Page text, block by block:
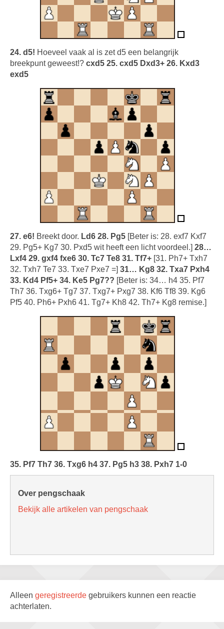
24. d5! Hoeveel vaak al is zet d5 een belangrijk
breekpunt geweest!? cxd5 25. cxd5 Dxd3+ 26. Kxd3
exd5
27. e6! Breekt door. Ld6 28. Pg5 [Beter is: 28. exf7 Kxf7
29. Pg5+ Kg7 30. Pxd5 wit heeft een licht voordeel.] 28…
Lxf4 29. gxf4 fxe6 30. Tc7 Te8 31. Tf7+ [31. Ph7+ Txh7
32. Txh7 Te7 33. Txe7 Pxe7 =] 31… Kg8 32. Txa7 Pxh4
33. Kd4 Pf5+ 34. Ke5 Pg7?? [Beter is: 34… h4 35. Pf7
Th7 36. Txg6+ Tg7 37. Txg7+ Pxg7 38. Kf6 Tf8 39. Kg6
Pf5 40. Ph6+ Pxh6 41. Tg7+ Kh8 42. Th7+ Kg8 remise.]
35. Pf7 Th7 36. Txg6 h4 37. Pg5 h3 38. Pxh7 1-0
Over pengschaak
Bekijk alle artikelen van pengschaak
Alleen geregistreerde gebruikers kunnen een reactie
achterlaten.